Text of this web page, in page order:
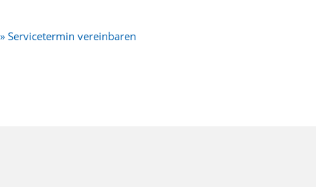
» Servicetermin vereinbaren